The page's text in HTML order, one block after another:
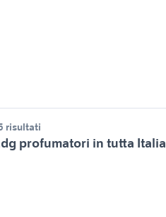
risultati
profumatori in tutta Italia